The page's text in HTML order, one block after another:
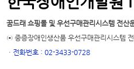
꿈드래 쇼핑몰 및 우선구매관리시스템 전산
⊙ 중증장애인생산품 우선구매관리시스템
ㆍ 전화번호 : 02-3433-0728